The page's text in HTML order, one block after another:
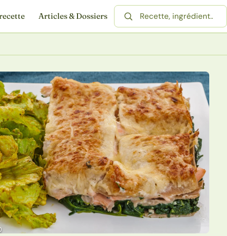
Articles & Dossiers
Rechercher une recette